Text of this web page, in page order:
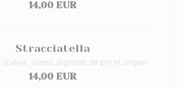
14,00 EUR
Stracciatella
d'olive, olives, pignons de pin et origan
14,00 EUR